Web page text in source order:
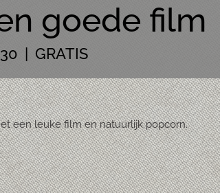
goede film
| GRATIS
een leuke film en natuurlijk popcorn.